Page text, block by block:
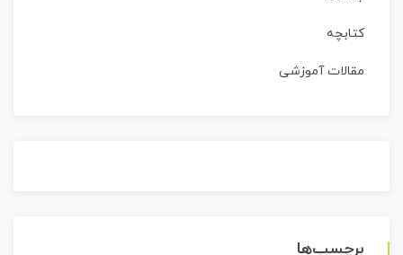
کتابچه
مقالات آموزشی
برچسب‌ها